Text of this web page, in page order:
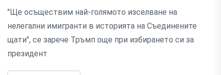
"Ще осъществим най-голямото изселване на
нелегални имигранти в историята на Съединените
щати", се зарече Тръмп още при избирането си за
президент